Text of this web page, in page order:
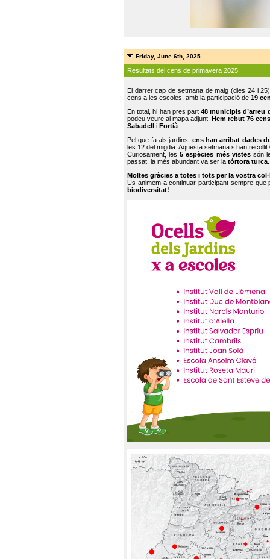
Friday, June 6th, 2025
Resultats del cens de primavera 2025
El darrer cap de setmana de maig (dies 24 i
cens a les escoles, amb la participació de 19
En total, hi han pres part48 municipis d’arreu
podeu veure al mapa adjunt. Hem rebut 76
Sabadell i Fortià
Pel que fa als jardins, ens han arribat dades
les 12 del migdia. Aquesta setmana s’han recollit
Curiosament, les5 espècies més vistessón
passat, la més abundant va ser la tórtora turca
Moltes gràcies a totes i tots per la vostra
Us animem a continuar participant sempre que
biodiversitat!